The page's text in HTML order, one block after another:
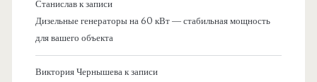
Станиславк записи
Дизельные генераторы на 60 кВт — стабильная мощность
для вашего объекта
Виктория Чернышевак записи